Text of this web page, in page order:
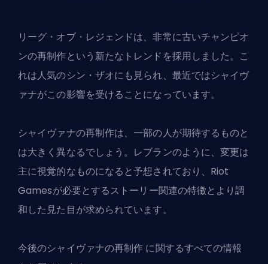
リーグ・オブ・レジェンドは、非常に古いチャンピオ
ンの再制作という新たなトレンドを採用しました。こ
れは人気のシン・ザオにも見られ、最近ではシャイヴ
ァナがこの影響を受けることになっています。
シャイヴァナの再制作は、一部の人が期待するものと
は大きく異なるでしょう。レブランのように、変更は
主に視覚的なものになると予想されており、Riot
Gamesが必要とするストーリー関連の特徴とより調
和した見た目が求められています。
今後のシャイヴァナの再制作 に関するすべての情報